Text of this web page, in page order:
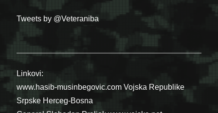
Tweets by @Veteraniba
Linkovi:
www.hasib-musinbegovic.com Vojska Republike
Srpske Herceg-Bosna